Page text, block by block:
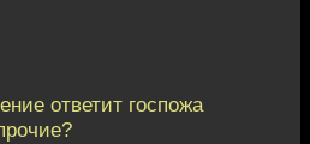
ответит госпожа